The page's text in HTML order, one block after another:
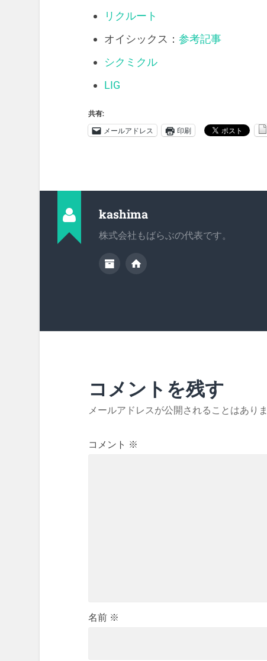
リクルート
オイシックス： 参考記事
シクミクル
LIG
共有:
メールアドレス 印刷
kashima
株式会社もばらぶの代表です。
コメントを残す
メールアドレスが公開されることはありま
コメント ※
名前 ※